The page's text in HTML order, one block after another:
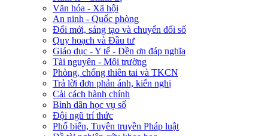
Văn hóa - Xã hội
An ninh - Quốc phòng
Đổi mới, sáng tạo và chuyển đổi số
Quy hoạch và Đầu tư
Giáo dục - Y tế - Đền ơn đáp nghĩa
Tài nguyên - Môi trường
Phòng, chống thiên tai và TKCN
Trả lời đơn phản ánh, kiến nghị
Cải cách hành chính
Bình dân học vụ số
Đội ngũ trí thức
Phổ biến, Tuyên truyền Pháp luật